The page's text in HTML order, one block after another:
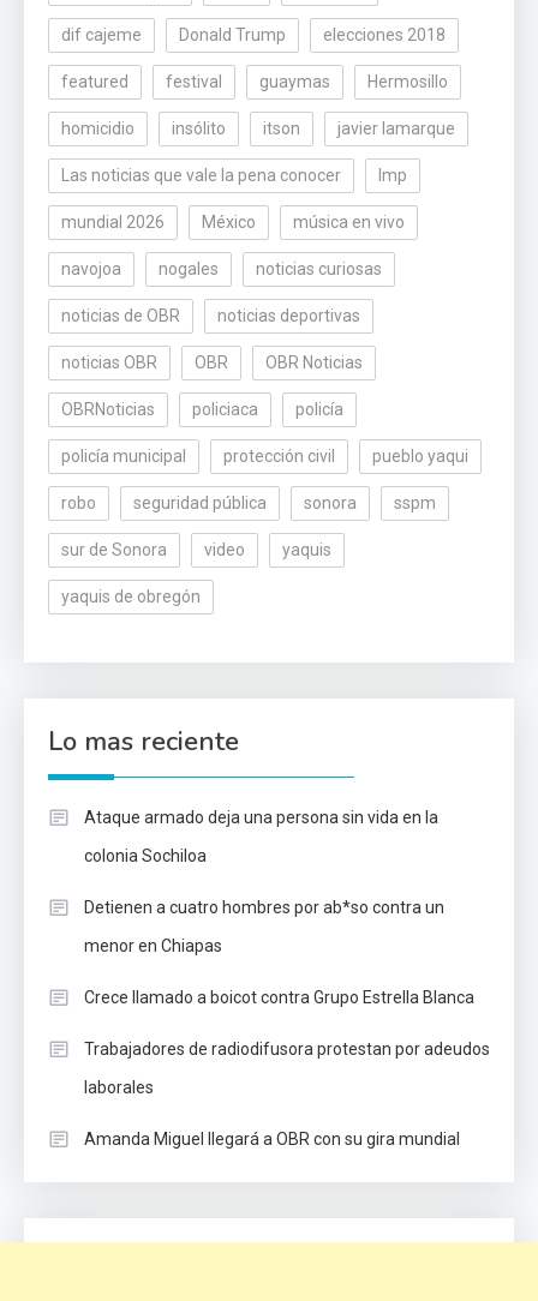
dif cajeme Donald Trump elecciones 2018
featured festival guaymas Hermosillo
homicidio insólito itson javier lamarque
Las noticias que vale la pena conocer lmp
mundial 2026 México música en vivo
navojoa nogales noticias curiosas
noticias de OBR noticias deportivas
noticias OBR OBR OBR Noticias
OBRNoticias policiaca policía
policía municipal protección civil pueblo yaqui
robo seguridad pública sonora sspm
sur de Sonora video yaquis
yaquis de obregón
Lo mas reciente
Ataque armado deja una persona sin vida en la
colonia Sochiloa
Detienen a cuatro hombres por ab*so contra un
menor en Chiapas
Crece llamado a boicot contra Grupo Estrella Blanca
Trabajadores de radiodifusora protestan por adeudos
laborales
Amanda Miguel llegará a OBR con su gira mundial